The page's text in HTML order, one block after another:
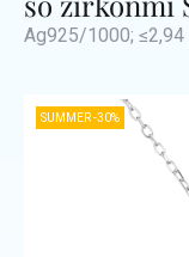
Ag925/1000; ≤2,94
SUMMER -30%